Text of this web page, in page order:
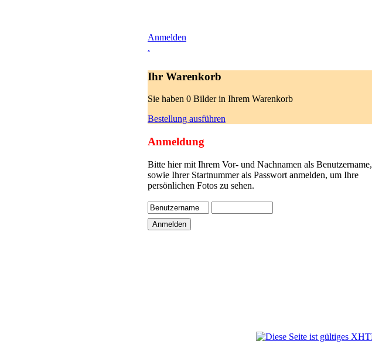
Anmelden
.
Ihr Warenkorb
Sie haben 0 Bilder in Ihrem Warenkorb
Bestellung ausführen
Anmeldung
Bitte hier mit Ihrem Vor- und Nachnamen als Benutzername,
sowie Ihrer Startnummer als Passwort anmelden, um Ihre
persönlichen Fotos zu sehen.